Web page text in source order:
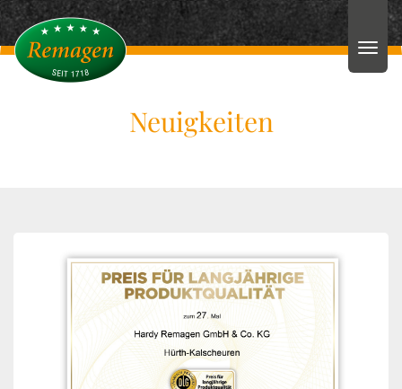
Neuigkeiten